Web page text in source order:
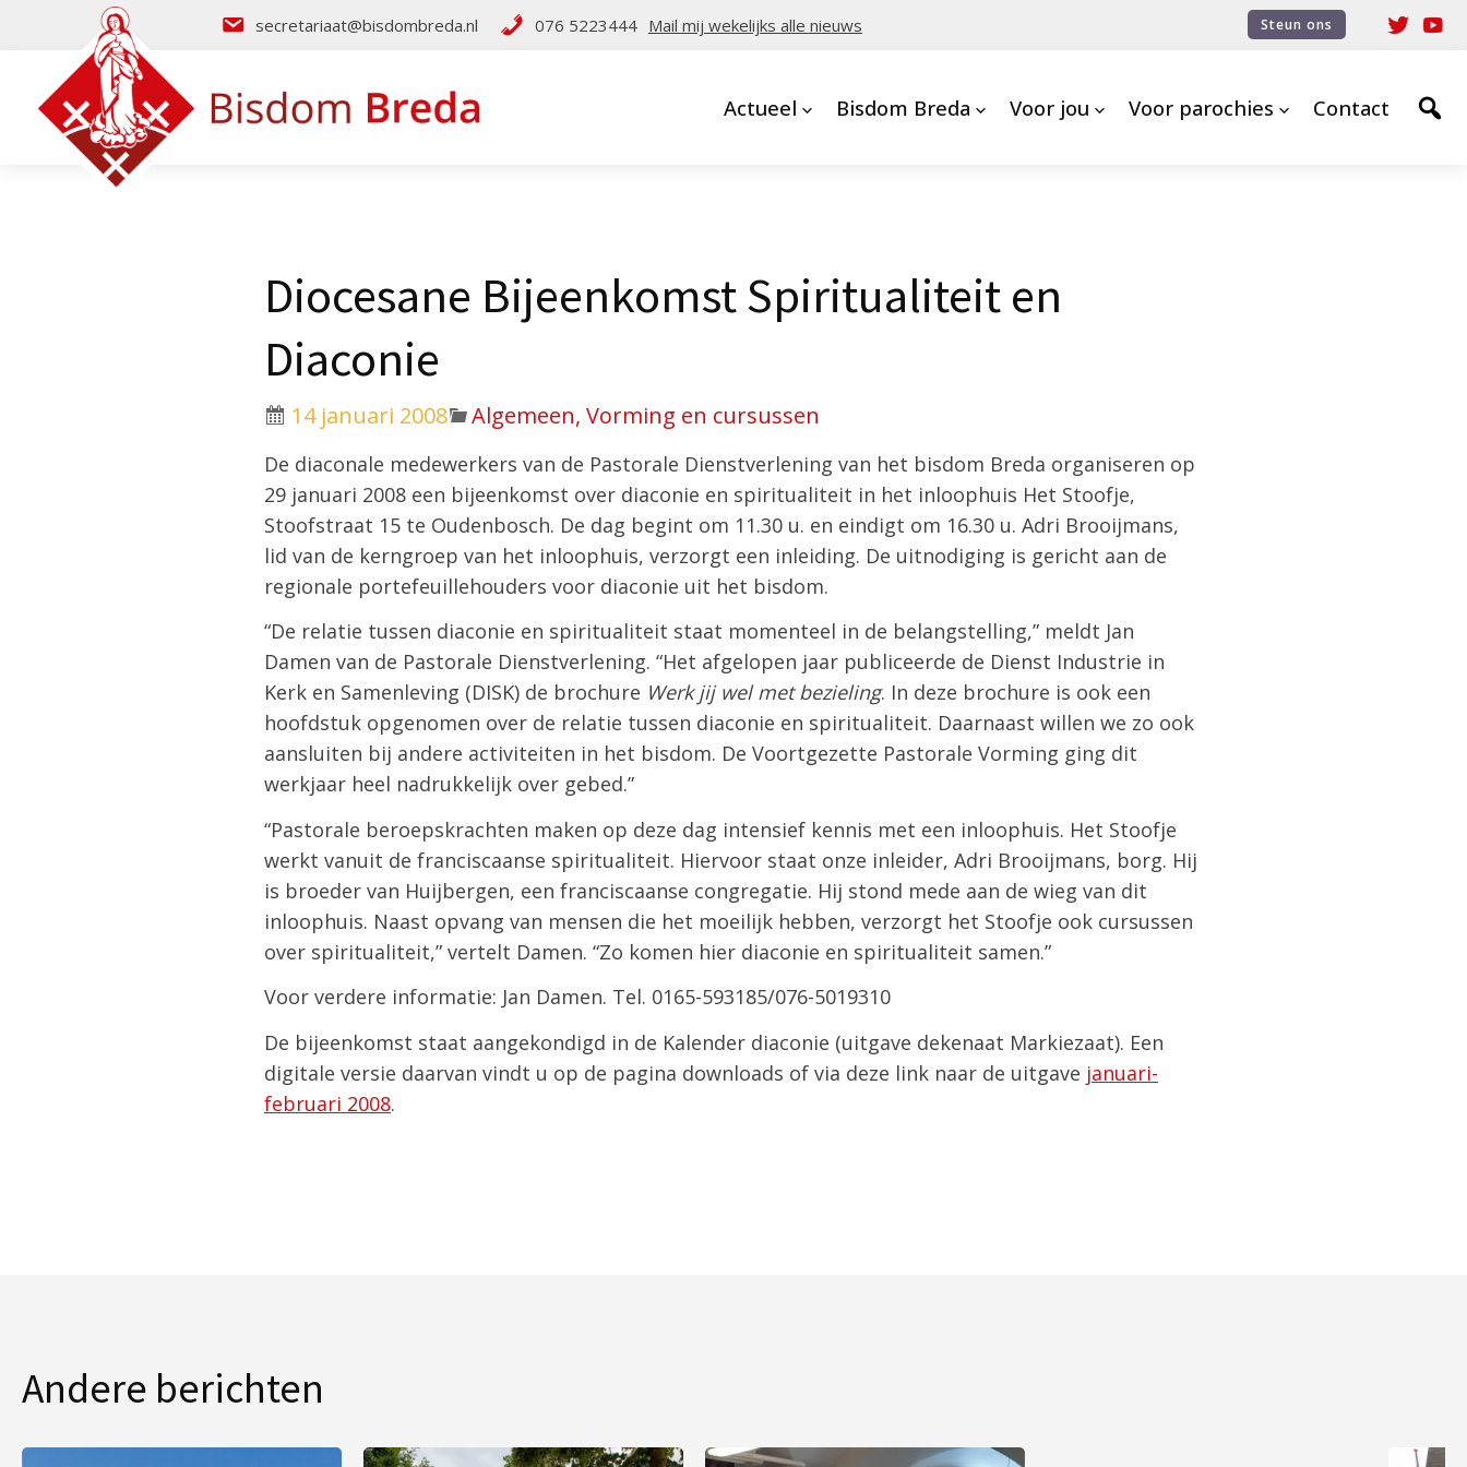
secretariaat@bisdombreda.nl 076 5223444 Mail mij wekelijks alle nieuws Steun ons
Actueel Bisdom Breda Voor jou Voor parochies Contact
Diocesane Bijeenkomst Spiritualiteit en
Diaconie
14 januari 2008 Algemeen, Vorming en cursussen
De diaconale medewerkers van de Pastorale Dienstverlening van het bisdom Breda organiseren op
29 januari 2008 een bijeenkomst over diaconie en spiritualiteit in het inloophuis Het Stoofje,
Stoofstraat 15 te Oudenbosch. De dag begint om 11.30 u. en eindigt om 16.30 u. Adri Brooijmans,
lid van de kerngroep van het inloophuis, verzorgt een inleiding. De uitnodiging is gericht aan de
regionale portefeuillehouders voor diaconie uit het bisdom.
“De relatie tussen diaconie en spiritualiteit staat momenteel in de belangstelling,” meldt Jan
Damen van de Pastorale Dienstverlening. “Het afgelopen jaar publiceerde de Dienst Industrie in
Kerk en Samenleving (DISK) de brochure Werk jij wel met bezieling. In deze brochure is ook een
hoofdstuk opgenomen over de relatie tussen diaconie en spiritualiteit. Daarnaast willen we zo ook
aansluiten bij andere activiteiten in het bisdom. De Voortgezette Pastorale Vorming ging dit
werkjaar heel nadrukkelijk over gebed.”
“Pastorale beroepskrachten maken op deze dag intensief kennis met een inloophuis. Het Stoofje
werkt vanuit de franciscaanse spiritualiteit. Hiervoor staat onze inleider, Adri Brooijmans, borg. Hij
is broeder van Huijbergen, een franciscaanse congregatie. Hij stond mede aan de wieg van dit
inloophuis. Naast opvang van mensen die het moeilijk hebben, verzorgt het Stoofje ook cursussen
over spiritualiteit,” vertelt Damen. “Zo komen hier diaconie en spiritualiteit samen.”
Voor verdere informatie: Jan Damen. Tel. 0165-593185/076-5019310
De bijeenkomst staat aangekondigd in de Kalender diaconie (uitgave dekenaat Markiezaat). Een
digitale versie daarvan vindt u op de pagina downloads of via deze link naar de uitgave januari-
februari 2008.
Andere berichten